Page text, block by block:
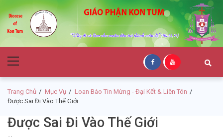
to
navigation
to
content
Giáo Phận Kon
Tum
Menu
Trang Chủ Mục Vụ
Loan Báo Tin Mừng - Đại Kết & Liên Tôn
Được Sai Đi Vào Thế Giới
Được Sai Đi Vào Thế Giới